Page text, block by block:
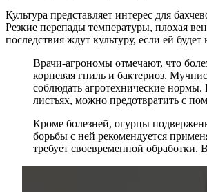
Культура представляет интерес для
Резкие перепады температуры, плохая
последствия ждут культуру, если ей
Врачи-агрономы отмечают, что
корневая гниль и бактериоз.
соблюдать агротехнические
листьях, можно предотвратить с
Кроме болезней, огурцы
борьбы с ней рекомендуется
требует своевременной обработки.